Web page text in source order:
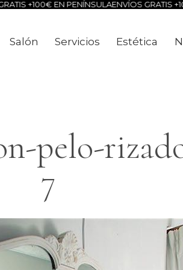
+100€ EN PENÍNSULAENVÍOS GRATIS
Salón Servicios Estética
pelo-
7